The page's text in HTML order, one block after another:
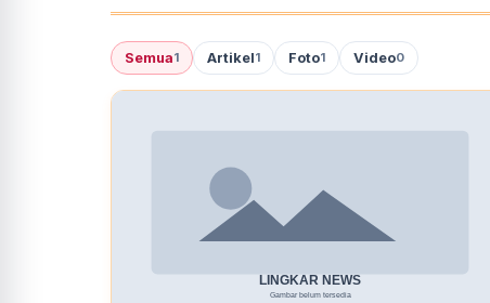
Semua1 Artikel1 Foto1 Video0